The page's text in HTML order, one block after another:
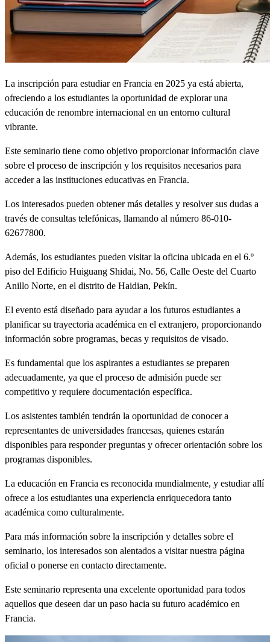
La inscripción para estudiar en Francia en 2025 ya está abierta,
ofreciendo a los estudiantes la oportunidad de explorar una
educación de renombre internacional en un entorno cultural
vibrante.
Este seminario tiene como objetivo proporcionar información clave
sobre el proceso de inscripción y los requisitos necesarios para
acceder a las instituciones educativas en Francia.
Los interesados pueden obtener más detalles y resolver sus dudas a
través de consultas telefónicas, llamando al número 86-010-
62677800.
Además, los estudiantes pueden visitar la oficina ubicada en el 6.º
piso del Edificio Huiguang Shidai, No. 56, Calle Oeste del Cuarto
Anillo Norte, en el distrito de Haidian, Pekín.
El evento está diseñado para ayudar a los futuros estudiantes a
planificar su trayectoria académica en el extranjero, proporcionando
información sobre programas, becas y requisitos de visado.
Es fundamental que los aspirantes a estudiantes se preparen
adecuadamente, ya que el proceso de admisión puede ser
competitivo y requiere documentación específica.
Los asistentes también tendrán la oportunidad de conocer a
representantes de universidades francesas, quienes estarán
disponibles para responder preguntas y ofrecer orientación sobre los
programas disponibles.
La educación en Francia es reconocida mundialmente, y estudiar allí
ofrece a los estudiantes una experiencia enriquecedora tanto
académica como culturalmente.
Para más información sobre la inscripción y detalles sobre el
seminario, los interesados son alentados a visitar nuestra página
oficial o ponerse en contacto directamente.
Este seminario representa una excelente oportunidad para todos
aquellos que deseen dar un paso hacia su futuro académico en
Francia.